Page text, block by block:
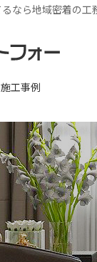
なら地域密着の工
施工事例